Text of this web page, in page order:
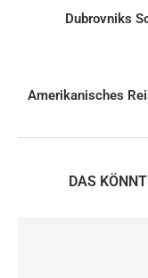
Dubrovniks
Amerikanisches
DAS